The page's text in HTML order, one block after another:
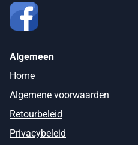
Algemeen
Home
Algemene voorwaarden
Retourbeleid
Privacybeleid